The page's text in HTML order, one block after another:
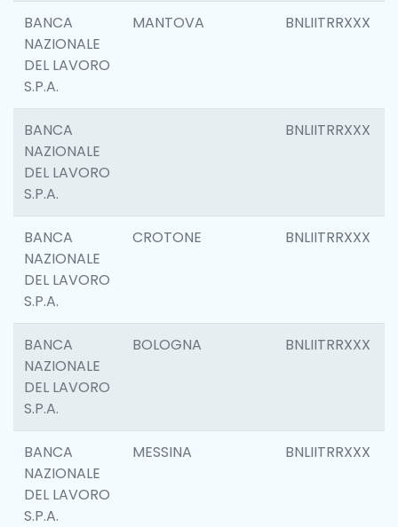
BANCA
NAZIONALE
DEL LAVORO
S.P.A.
MANTOVA BNLIITRRXXX
BANCA
NAZIONALE
DEL LAVORO
S.P.A.
BNLIITRRXXX
BANCA
NAZIONALE
DEL LAVORO
S.P.A.
CROTONE BNLIITRRXXX
BANCA
NAZIONALE
DEL LAVORO
S.P.A.
BOLOGNA BNLIITRRXXX
BANCA
NAZIONALE
DEL LAVORO
S.P.A.
MESSINA BNLIITRRXXX